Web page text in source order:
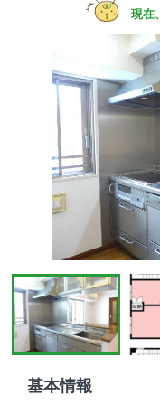
現在
基本情報